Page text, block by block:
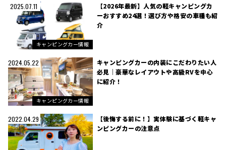
2025.07.11
キャンピングカー情報
【2026年最新】人気の軽キャンピングカ
ーおすすめ24選！選び方や格安の車種も紹
介
2024.05.22
キャンピングカー情報
キャンピングカーの内装にこだわりたい人
必見｜豪華なレイアウトや高級RVを中心
に紹介！
2022.04.29
【後悔する前に！】実体験に基づく軽キャ
ンピングカーの注意点